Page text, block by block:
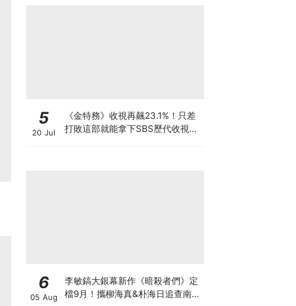
5
20 Jul
《金特務》收視再飆23.1%！只差
打敗這部就能拿下SBS歷代收視冠
6
05 Aug
李敏鎬大銀幕新作《暗殺者們》定
檔9月！攜柳海真&朴海日追查南韓